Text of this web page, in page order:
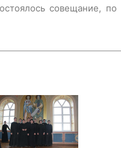
совещание,